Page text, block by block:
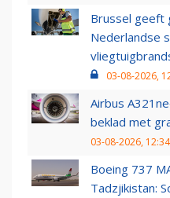
Brussel geeft
Nederlandse
03-08-2026,
Airbus
beklad met
03-08-2026, 12:34
Boeing 737
Tadzjikistan: